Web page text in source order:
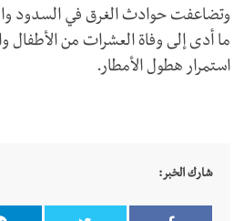
وتضاعفت حوادث الغرق في السدود
ما أدى إلى وفاة العشرات من الأطفال
استمرار هطول الأمطار.
شارك الخبر: